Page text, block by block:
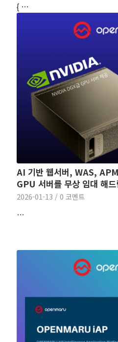
{ …
AI 기반 웹서버, WAS,
GPU 서버를 무상 임대 해
2026-01-13 / 0 코멘트
…